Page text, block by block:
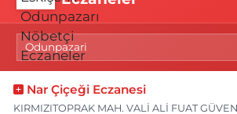
Nar Çiçeği Eczanesi
KIRMIZITOPRAK MAH. VALİ ALİ FUAT